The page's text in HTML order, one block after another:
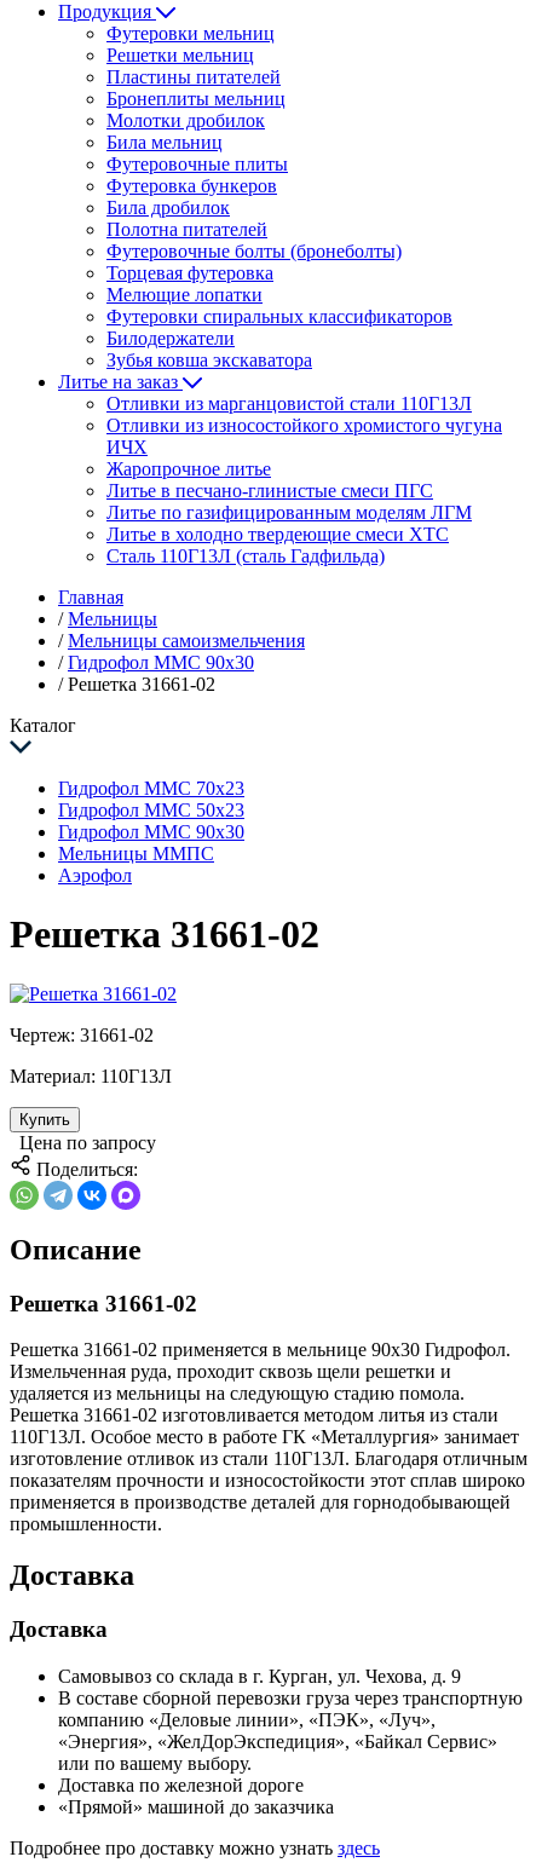
Продукция
Футеровки мельниц
Решетки мельниц
Пластины питателей
Бронеплиты мельниц
Молотки дробилок
Била мельниц
Футеровочные плиты
Футеровка бункеров
Била дробилок
Полотна питателей
Футеровочные болты (бронеболты)
Торцевая футеровка
Мелющие лопатки
Футеровки спиральных классификаторов
Билодержатели
Зубья ковша экскаватора
Литье на заказ
Отливки из марганцовистой стали 110Г13Л
Отливки из износостойкого хромистого чугуна
ИЧХ
Жаропрочное литье
Литье в песчано-глинистые смеси ПГС
Литье по газифицированным моделям ЛГМ
Литье в холодно твердеющие смеси ХТС
Сталь 110Г13Л (сталь Гадфильда)
Главная
/ Мельницы
/ Мельницы самоизмельчения
/ Гидрофол ММС 90х30
/ Решетка 31661-02
Каталог
Гидрофол ММС 70х23
Гидрофол ММС 50х23
Гидрофол ММС 90х30
Мельницы ММПС
Аэрофол
Решетка 31661-02
Чертеж: 31661-02
Материал: 110Г13Л
Купить
Цена по запросу
Поделиться:
Описание
Решетка 31661-02
Решетка 31661-02 применяется в мельнице 90х30 Гидрофол.
Измельченная руда, проходит сквозь щели решетки и
удаляется из мельницы на следующую стадию помола.
Решетка 31661-02 изготовливается методом литья из стали
110Г13Л. Особое место в работе ГК «Металлургия» занимает
изготовление отливок из стали 110Г13Л. Благодаря отличным
показателям прочности и износостойкости этот сплав широко
применяется в производстве деталей для горнодобывающей
промышленности.
Доставка
Доставка
Самовывоз со склада в г. Курган, ул. Чехова, д. 9
В составе сборной перевозки груза через транспортную
компанию «Деловые линии», «ПЭК», «Луч»,
«Энергия», «ЖелДорЭкспедиция», «Байкал Сервис»
или по вашему выбору.
Доставка по железной дороге
«Прямой» машиной до заказчика
Подробнее про доставку можно узнать здесь